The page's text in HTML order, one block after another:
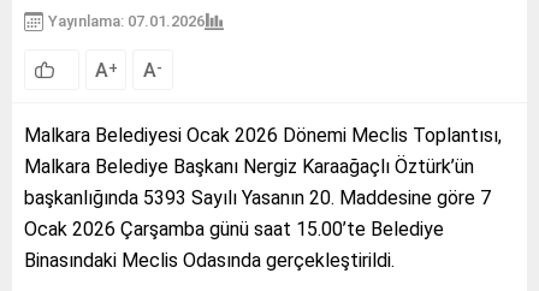
Yayınlama: 07.01.2026
A+ A-
Malkara Belediyesi Ocak 2026 Dönemi Meclis Toplantısı,
Malkara Belediye Başkanı Nergiz Karaağaçlı Öztürk’ün
başkanlığında 5393 Sayılı Yasanın 20. Maddesine göre 7
Ocak 2026 Çarşamba günü saat 15.00’te Belediye
Binasındaki Meclis Odasında gerçekleştirildi.